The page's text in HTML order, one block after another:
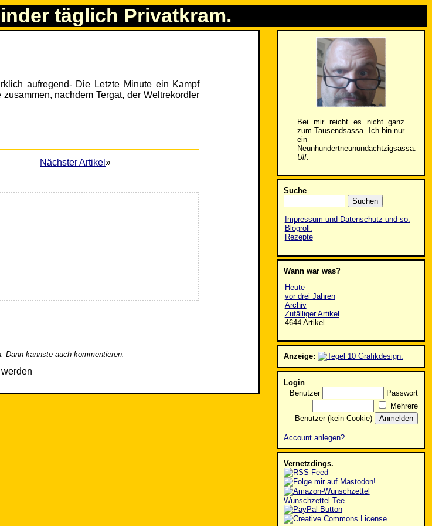
täglich Privatkram.
aufregend- Die Letzte Minute ein Kampf
nachdem Tergat, der Weltrekordler
Nächster Artikel »
Dann kannste auch kommentieren.
Bei mir reicht es nicht ganz
zum Tausendsassa. Ich bin nur
ein
Neunhundertneunundachtzigsassa.
Ulf.
Suche
Impressum und Datenschutz und so.
Blogroll.
Rezepte
Wann war was?
Heute
vor drei Jahren
Archiv
Zufälliger Artikel
4644 Artikel.
Anzeige:
Login
Benutzer
Passwort
Mehrere
Benutzer (kein Cookie)
Account anlegen?
Vernetzdings.
Wunschzettel Tee